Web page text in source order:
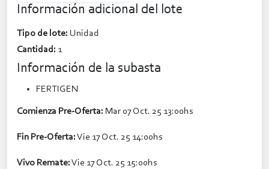
Información adicional del lote
Tipo de lote: Unidad
Cantidad: 1
Información de la subasta
FERTIGEN
Comienza Pre-Oferta: Mar 07 Oct. 25 13:00hs
Fin Pre-Oferta:Vie 17 Oct. 25 14:00hs
Vivo Remate:Vie 17 Oct. 25 15:00hs